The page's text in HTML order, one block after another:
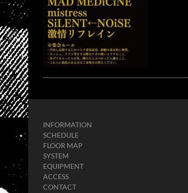
INFORMATION
SCHEDULE
FLOOR MAP
SYSTEM
EQUIPMENT
ACCESS
CONTACT